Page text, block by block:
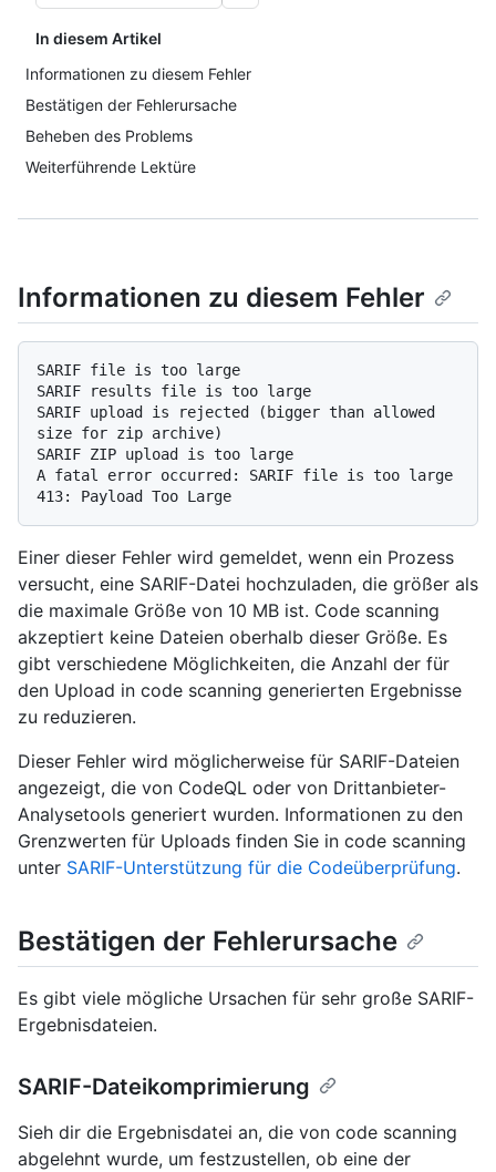
In diesem Artikel
Informationen zu diesem Fehler
Bestätigen der Fehlerursache
Beheben des Problems
Weiterführende Lektüre
Informationen zu diesem Fehler
SARIF file is too large
SARIF results file is too large
SARIF upload is rejected (bigger than allowed
size for zip archive)
SARIF ZIP upload is too large
A fatal error occurred: SARIF file is too large
Einer dieser Fehler wird gemeldet, wenn ein Prozess
versucht, eine SARIF-Datei hochzuladen, die größer als
die maximale Größe von 10 MB ist. Code scanning
akzeptiert keine Dateien oberhalb dieser Größe. Es
gibt verschiedene Möglichkeiten, die Anzahl der für
den Upload in code scanning generierten Ergebnisse
zu reduzieren.
Dieser Fehler wird möglicherweise für SARIF-Dateien
angezeigt, die von CodeQL oder von Drittanbieter-
Analysetools generiert wurden. Informationen zu den
Grenzwerten für Uploads finden Sie in code scanning
unter SARIF-Unterstützung für die Codeüberprüfung.
Bestätigen der Fehlerursache
Es gibt viele mögliche Ursachen für sehr große SARIF-
Ergebnisdateien.
SARIF-Dateikomprimierung
Sieh dir die Ergebnisdatei an, die von code scanning
abgelehnt wurde, um festzustellen, ob eine der